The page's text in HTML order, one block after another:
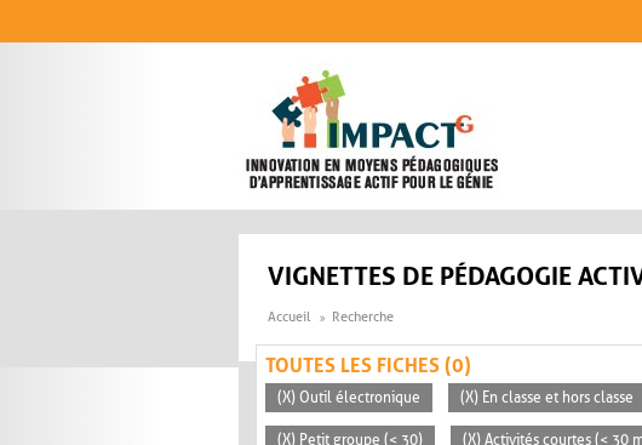
VIGNETTES DE PÉDAGOGIE
Accueil Recherche
TOUTES LES FICHES (0)
(X) Outil électronique (X) En classe et hors classe
(X) Petit groupe (< 30) (X) Activités courtes (< 30